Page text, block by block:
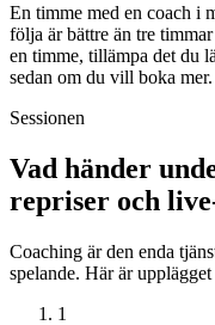
En timme med en coach i
följa är bättre än tre
en timme, tillämpa det du
sedan om du vill boka mer.
Sessionen
Vad händer
repriser och
Coaching är den enda
spelande. Här är
1